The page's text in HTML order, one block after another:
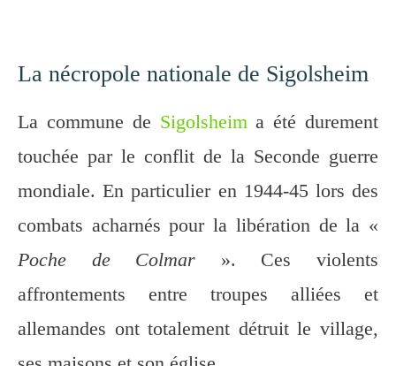
La nécropole nationale de Sigolsheim
La commune de Sigolsheima été durement
touchée par le conflit de la Seconde guerre
mondiale. En particulier en 1944-45 lors des
combats acharnés pour la libération de la «
Poche de Colmar ». Ces violents
affrontements entre troupes alliées et
allemandes ont totalement détruit le village,